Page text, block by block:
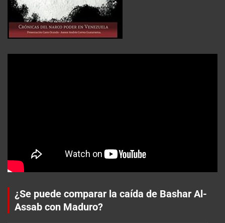
¿Se puede comparar la caída de Bashar Al-
Assab con Maduro?